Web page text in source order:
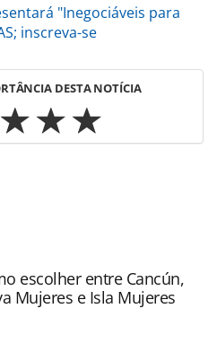
"Inegociáveis para
inscreva-se
DESTA NOTÍCIA
mercado/encontros/2026/
dia-de-forum-panrotas-
ou as ferramentas
conteúdo produzido pela
pela legislação brasileira
o conteúdo sem
escolher entre Cancún,
Mujeres e Isla Mujeres